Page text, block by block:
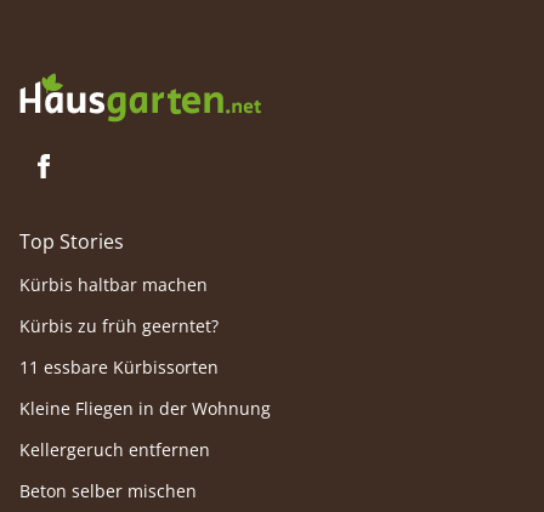
Top Stories
Kürbis haltbar machen
Kürbis zu früh geerntet?
11 essbare Kürbissorten
Kleine Fliegen in der Wohnung
Kellergeruch entfernen
Beton selber mischen